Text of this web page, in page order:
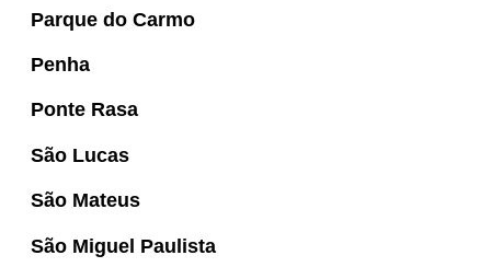
Parque do Carmo
Penha
Ponte Rasa
São Lucas
São Mateus
São Miguel Paulista